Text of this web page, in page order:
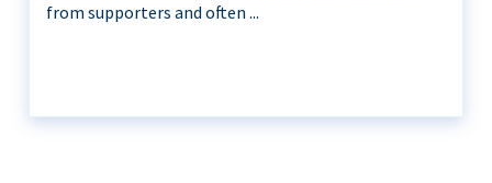
from supporters and often ...